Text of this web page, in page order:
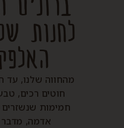
ברוכים
לחנות
מהחווה שלנו, עד
חוטים רכים,
חמימות
אדמה, מדבר